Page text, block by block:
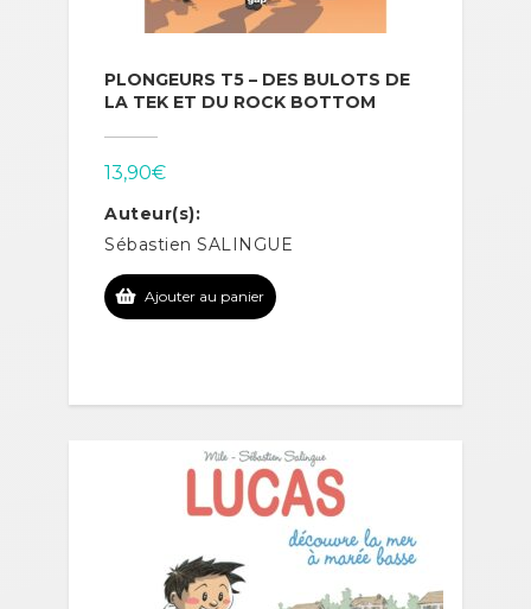
PLONGEURS T5 – DES BULOTS DE
LA TEK ET DU ROCK BOTTOM
13,90€
Auteur(s):
Sébastien SALINGUE
Ajouter au panier